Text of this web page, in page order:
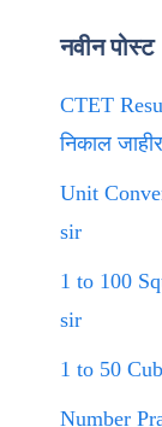
नवीन पोस्ट
CTET
निकाल
Unit
sir
1 to 100
sir
1 to 50
Number